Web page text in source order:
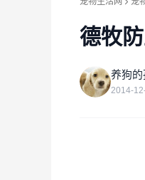
德牧
养 养狗
2014-